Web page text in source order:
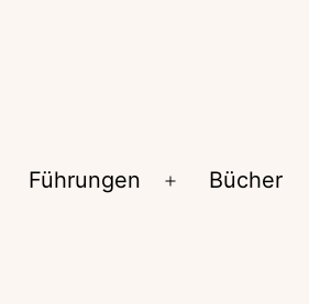
Führungen
Menü
Bücher